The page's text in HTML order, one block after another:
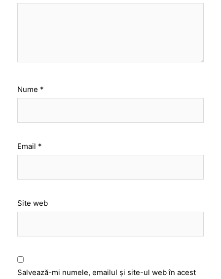
Nume *
Email *
Site web
Salvează-mi numele, emailul și site-ul web în acest